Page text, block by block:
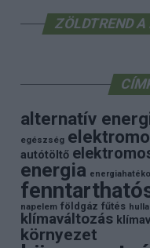
ZÖLDTREND A
alternatív
egészség
autótöltő
energia
napelem földgáz fűtés
klímaváltozás
környezet